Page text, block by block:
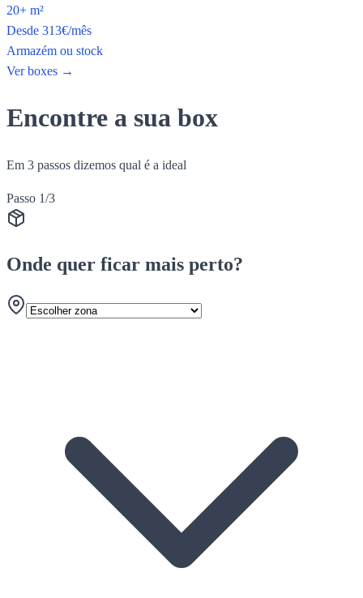
20+ m²
Desde 313€/mês
Armazém ou stock
Ver boxes →
Encontre a sua box
Em 3 passos dizemos qual é a ideal
Passo 1/3
Onde quer ficar mais perto?